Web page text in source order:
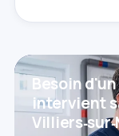
Besoin
intervient